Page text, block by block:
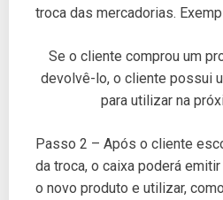
troca das mercadorias.
Se o cliente comprou um
devolvê-lo, o cliente possui
para utilizar na
Passo 2 – Após o cliente
da troca, o caixa poderá
o novo produto e utilizar,